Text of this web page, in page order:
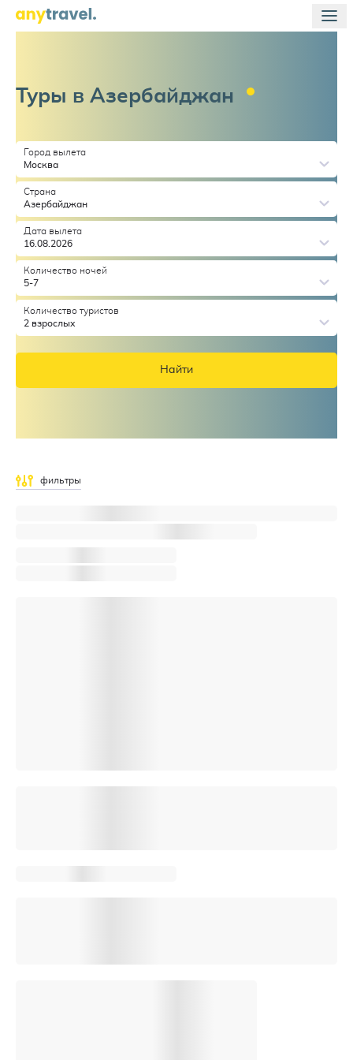
Туры в Азербайджан
Город вылета
Москва
Страна
Азербайджан
Дата вылета
16.08.2026
Количество ночей
5-7
Количество туристов
2 взрослых
Найти
фильтры